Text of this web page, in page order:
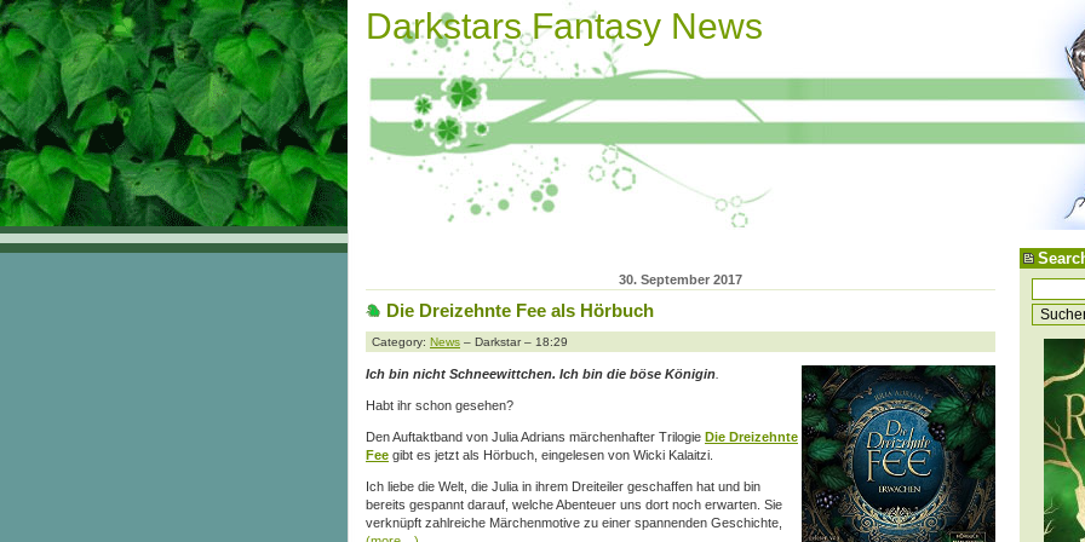
Darkstars Fantasy News
30. September 2017
Die Dreizehnte Fee als Hörbuch
Category: News – Darkstar – 18:29
Ich bin nicht Schneewittchen. Ich bin die böse Königin
Habt ihr schon gesehen?
Den Auftaktband von Julia Adrians märchenhafter Trilogie Die Dreizehnte
Fee gibt es jetzt als Hörbuch, eingelesen von Wicki Kalaitzi.
Ich liebe die Welt, die Julia in ihrem Dreiteiler geschaffen hat und bin
bereits gespannt darauf, welche Abenteuer uns dort noch erwarten. Sie
verknüpft zahlreiche Märchenmotive zu einer spannenden Geschichte,